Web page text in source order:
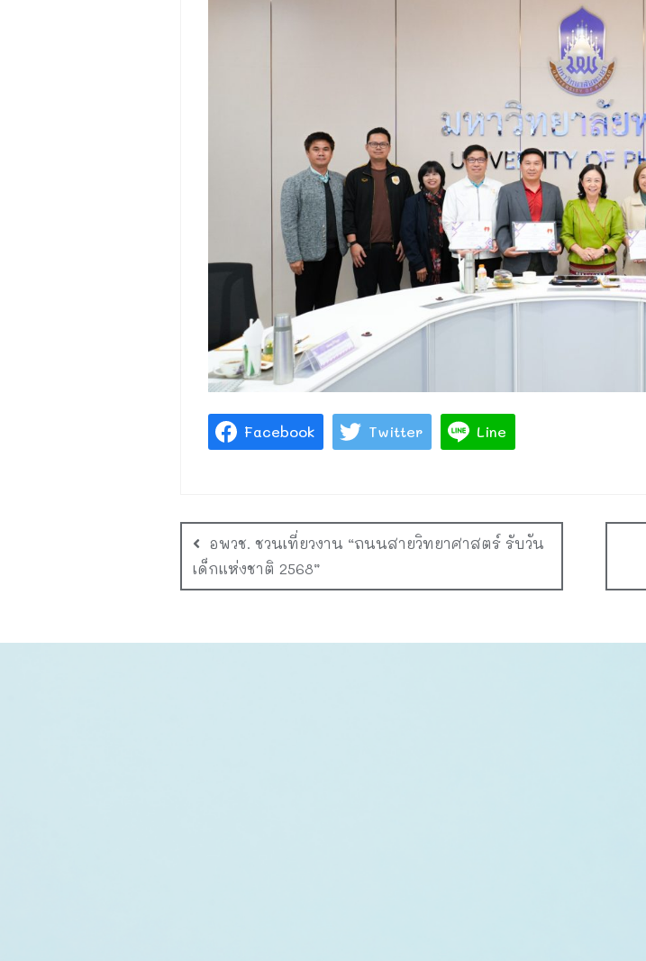
Facebook Twitter Line
อพวช. ชวนเที่ยวงาน “ถนนสายวิทยาศาสตร์ รับวัน
เด็กแห่งชาติ 2568”